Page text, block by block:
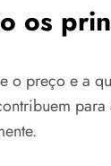
os
o preço e a